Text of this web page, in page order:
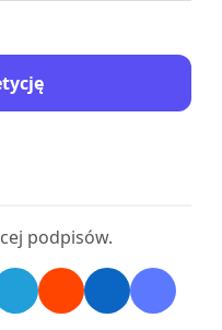
a także
napięć między ludźmi
i wsparcie w tej
podpisów.